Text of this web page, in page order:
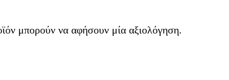
μπορούν να αφήσουν μία αξιολόγηση.